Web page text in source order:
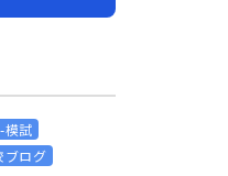
模試
ブログ